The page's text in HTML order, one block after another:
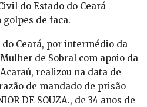
do Estado do Ceará
golpes de faca.
Ceará, por intermédio da
de Sobral com apoio da
realizou na data de
de mandado de prisão
DE SOUZA., de 34 anos de